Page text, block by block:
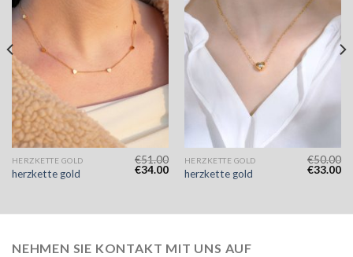
HERZKETTE GOLD
herzkette gold
€51.00
€34.00
HERZKETTE GOLD
herzkette gold
€50.00
€33.00
NEHMEN SIE KONTAKT MIT UNS AUF